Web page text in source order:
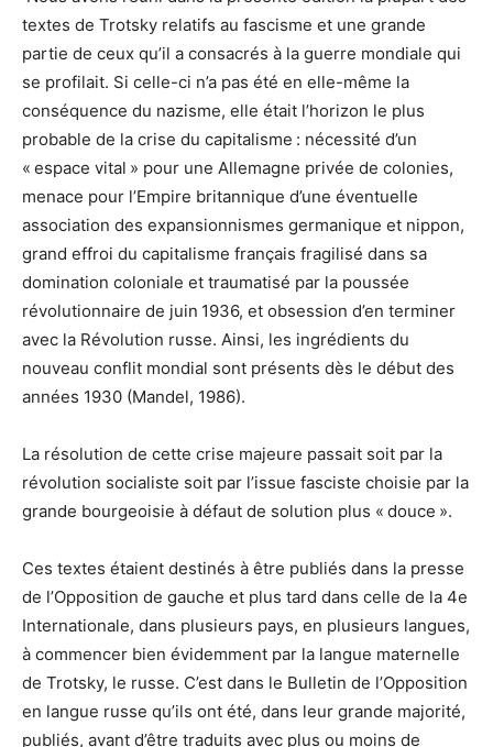
textes de Trotsky relatifs au fascisme et une grande
partie de ceux qu’il a consacrés à la guerre mondiale qui
se profilait. Si celle-ci n’a pas été en elle-même la
conséquence du nazisme, elle était l’horizon le plus
probable de la crise du capitalisme : nécessité d’un
« espace vital » pour une Allemagne privée de colonies,
menace pour l’Empire britannique d’une éventuelle
association des expansionnismes germanique et nippon,
grand effroi du capitalisme français fragilisé dans sa
domination coloniale et traumatisé par la poussée
révolutionnaire de juin 1936, et obsession d’en terminer
avec la Révolution russe. Ainsi, les ingrédients du
nouveau conflit mondial sont présents dès le début des
années 1930 (Mandel, 1986).
La résolution de cette crise majeure passait soit par la
révolution socialiste soit par l’issue fasciste choisie par la
grande bourgeoisie à défaut de solution plus « douce ».
Ces textes étaient destinés à être publiés dans la presse
de l’Opposition de gauche et plus tard dans celle de la 4e
Internationale, dans plusieurs pays, en plusieurs langues,
à commencer bien évidemment par la langue maternelle
de Trotsky, le russe. C’est dans le Bulletin de l’Opposition
en langue russe qu’ils ont été, dans leur grande majorité,
publiés, avant d’être traduits avec plus ou moins de